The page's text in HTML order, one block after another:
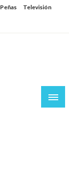
Peñas
Televisión